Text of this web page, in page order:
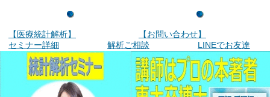
【医療統計解析】
【お問い合わせ】
セミナー詳細
解析ご相談 LINEでお友達